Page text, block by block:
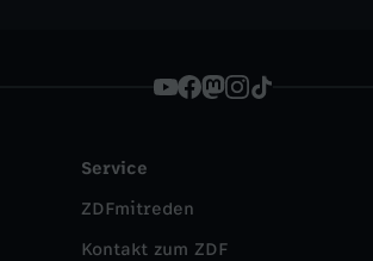
Service
ZDFmitreden
Kontakt zum ZDF